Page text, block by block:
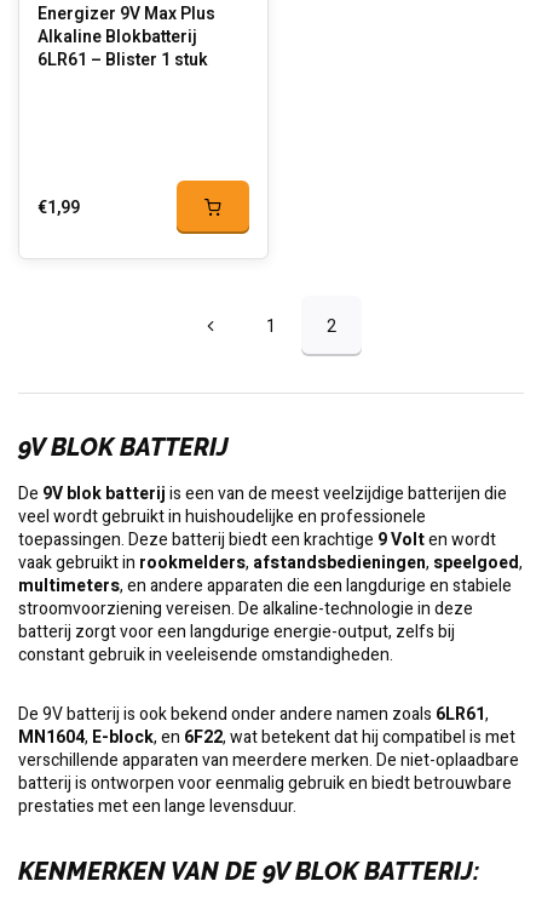
Energizer 9V Max Plus
Alkaline Blokbatterij
6LR61 – Blister 1 stuk
€1,99
1 2
9V BLOK BATTERIJ
De 9V blok batterijis een van de meest veelzijdige batterijen die
veel wordt gebruikt in huishoudelijke en professionele
toepassingen. Deze batterij biedt een krachtige 9 Volten wordt
vaak gebruikt in rookmelders, afstandsbedieningen, speelgoed,
multimeters, en andere apparaten die een langdurige en stabiele
stroomvoorziening vereisen. De alkaline-technologie in deze
batterij zorgt voor een langdurige energie-output, zelfs bij
constant gebruik in veeleisende omstandigheden.
De 9V batterij is ook bekend onder andere namen zoals 6LR61,
MN1604, E-block, en 6F22, wat betekent dat hij compatibel is met
verschillende apparaten van meerdere merken. De niet-oplaadbare
batterij is ontworpen voor eenmalig gebruik en biedt betrouwbare
prestaties met een lange levensduur.
KENMERKEN VAN DE 9V BLOK BATTERIJ: